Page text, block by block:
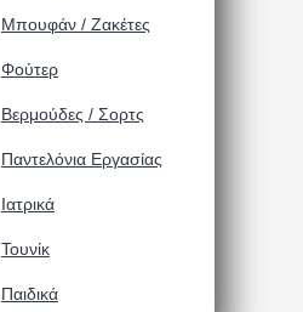
Μπουφάν / Ζακέτες
Φούτερ
Βερμούδες / Σορτς
Παντελόνια Εργασίας
Ιατρικά
Τουνίκ
Παιδικά